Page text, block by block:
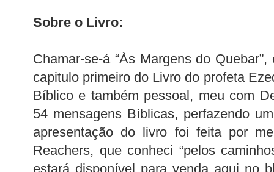
Sobre o Livro:
Chamar-se-á “Às Margens do
capitulo primeiro do Livro do profeta
Bíblico e também pessoal, meu com
54 mensagens Bíblicas, perfazendo
apresentação do livro foi feita por
Reachers, que conheci “pelos
estará disponível para venda aqui no